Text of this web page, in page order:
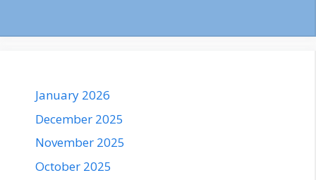
January 2026
December 2025
November 2025
October 2025